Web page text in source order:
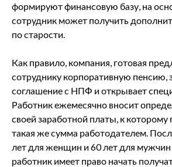
формируют финансовую базу, на
сотрудник может получить
по старости.
Как правило, компания, готовая
сотруднику корпоративную пенсию,
соглашение с НПФ и открывает
Работник ежемесячно вносит
своей заработной платы, к которому
такая же сумма работодателем.
лет для женщин и 60 лет для
работник имеет право начать